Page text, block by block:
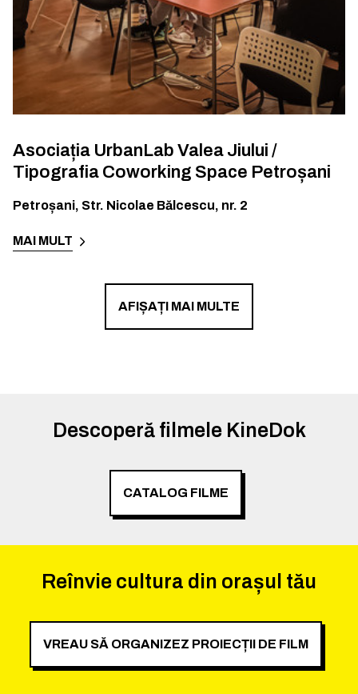
Asociația UrbanLab Valea Jiului /
Tipografia Coworking Space Petroșani
Petroșani, Str. Nicolae Bălcescu, nr. 2
MAI MULT
AFIȘAȚI MAI MULTE
Descoperă filmele KineDok
CATALOG FILME
Reînvie cultura din orașul tău
VREAU SĂ ORGANIZEZ PROIECȚII DE FILM